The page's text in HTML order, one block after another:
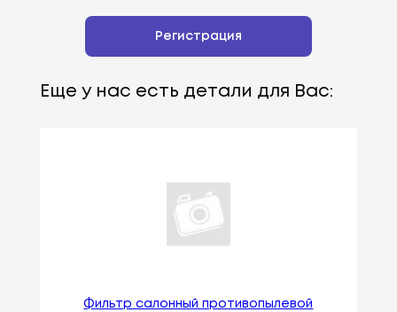
Регистрация
Еще у нас есть детали для Вас:
Фильтр салонный противопылевой